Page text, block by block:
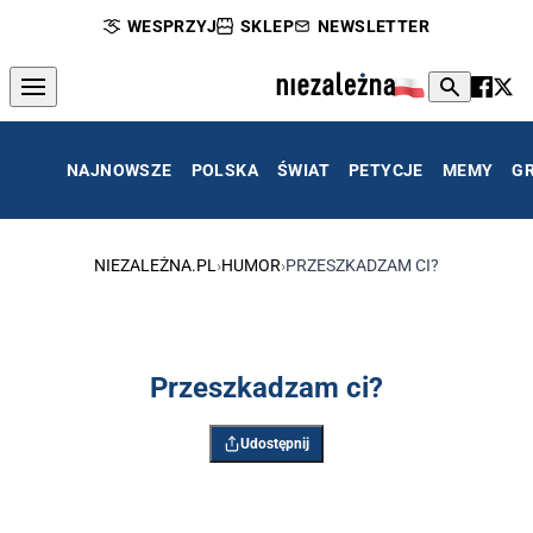
WESPRZYJ SKLEP NEWSLETTER
NAJNOWSZE POLSKA ŚWIAT PETYCJE MEMY
NIEZALEŻNA.PL ›HUMOR›PRZESZKADZAM CI?
Przeszkadzam ci?
Udostępnij